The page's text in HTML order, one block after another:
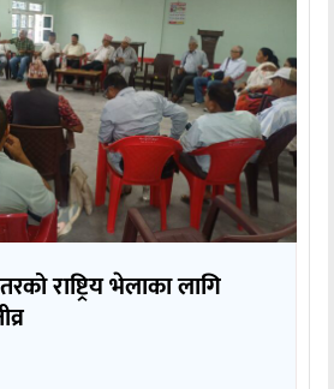
राष्ट्रिय भेलाका लागि